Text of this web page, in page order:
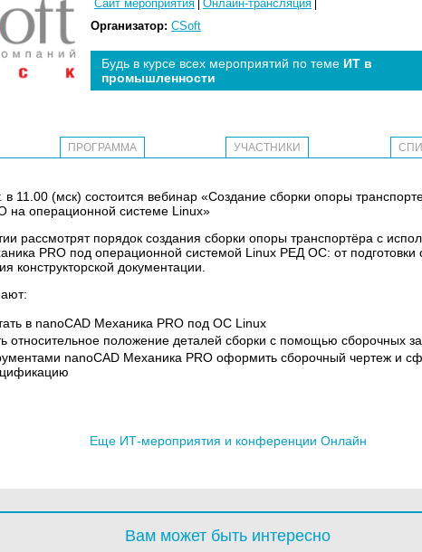
Сайт мероприятия Онлайн-трансляция
Организатор: CSoft
Будь в курсе всех мероприятий по теме ИТ в
промышленности
ПРОГРАММА УЧАСТНИКИ
в 11.00 (мск) состоится вебинар «Создание сборки опоры
на операционной системе Linux»
рассмотрят порядок создания сборки опоры транспортёра с
PRO под операционной системой Linux РЕД ОС: от подготовки
конструкторской документации.
в nanoCAD Механика PRO под ОС Linux
относительное положение деталей сборки с помощью сборочных
nanoCAD Механика PRO оформить сборочный чертеж и
Еще ИТ-мероприятия и конференции Онлайн
Вам может быть интересно